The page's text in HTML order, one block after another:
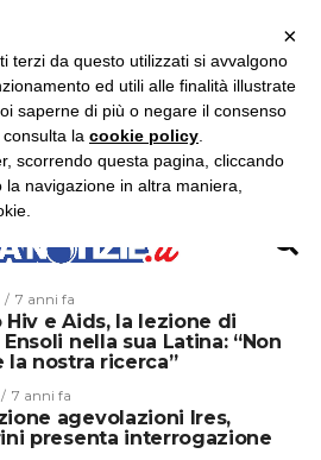
7 anni fa
Hiv e Aids, la lezione di
Ensoli nella sua Latina: “Non
la nostra ricerca”
7 anni fa
agevolazioni Ires,
presenta interrogazione
×
terzi da questo utilizzati si avvalgono
ed utili alle finalità illustrate
saperne di più o negare il consenso
la cookie policy
scorrendo questa pagina, cliccando
navigazione in altra maniera,